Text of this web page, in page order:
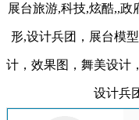
展台旅游,科技,炫酷,,政
形,设计兵团，展台模
计，效果图，舞美设计
设计兵